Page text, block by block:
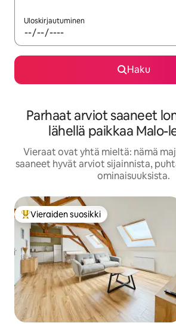
Uloskirjautuminen
Haku
Parhaat arviot saaneet
lähellä paikkaa Malo-
Vieraat ovat yhtä mieltä: nämä
saaneet hyvät arviot sijainnista,
ominaisuuksista.
Vieraiden suosikkien parhaimmistoa
Vieraiden suosikki